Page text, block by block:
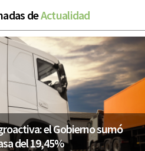
deActualidad
el Gobierno sumó
del 19,45%